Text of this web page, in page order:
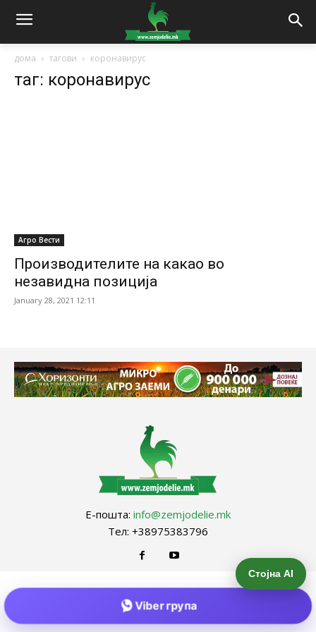
дома тагови коронавирус
таг: коронавирус
Агро Вести
Производителите на какао во
незавидна позиција
January 28, 2021 12:11
Е-пошта: info@zemjodelie.mk
Тел: +38975383796
Стојна AI
Viber група